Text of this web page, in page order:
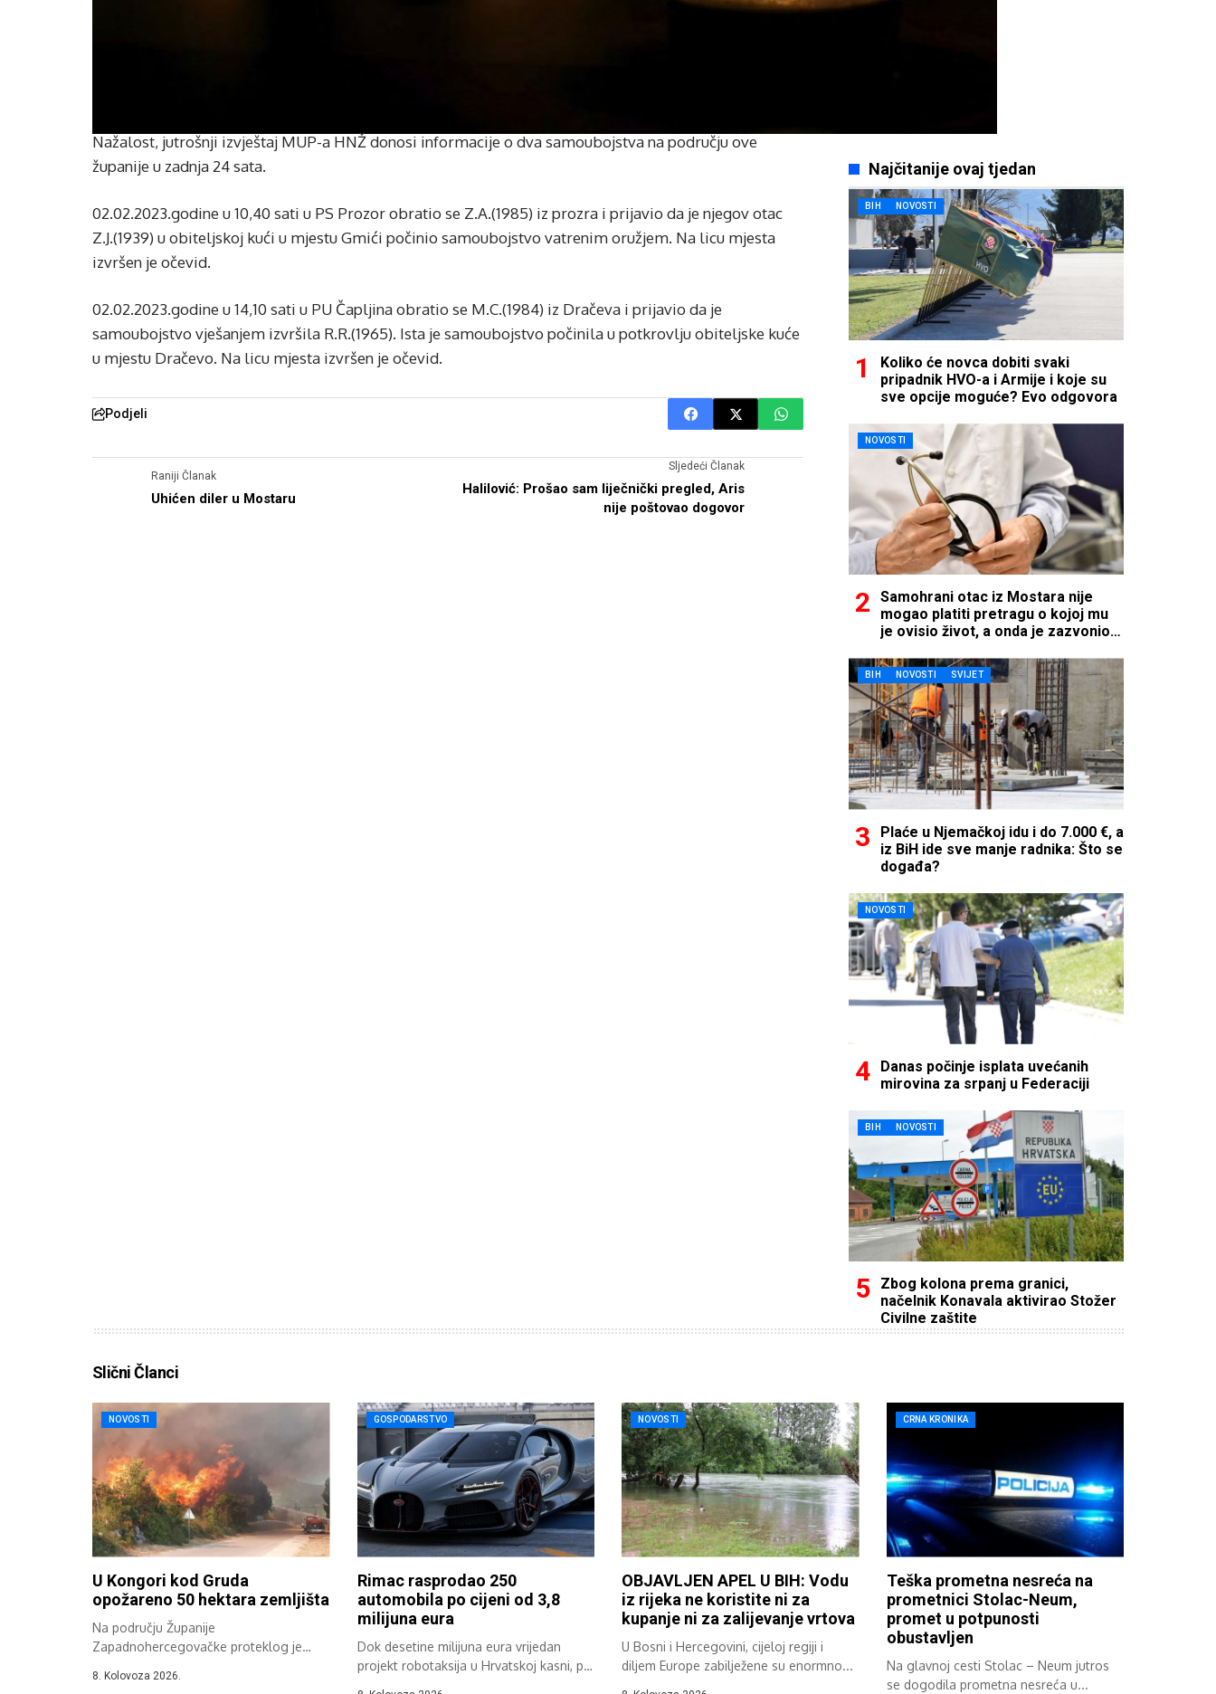
Nažalost, jutrošnji izvještaj MUP-a HNŽ donosi informacije o dva samoubojstva na području ove
županije u zadnja 24 sata.
02.02.2023.godine u 10,40 sati u PS Prozor obratio se Z.A.(1985) iz prozra i prijavio da je njegov otac
Z.J.(1939) u obiteljskoj kući u mjestu Gmići počinio samoubojstvo vatrenim oružjem. Na licu mjesta
izvršen je očevid.
02.02.2023.godine u 14,10 sati u PU Čapljina obratio se M.C.(1984) iz Dračeva i prijavio da je
samoubojstvo vješanjem izvršila R.R.(1965). Ista je samoubojstvo počinila u potkrovlju obiteljske kuće
u mjestu Dračevo. Na licu mjesta izvršen je očevid.
Podjeli
Raniji Članak
Uhićen diler u Mostaru
Sljedeći Članak
Halilović: Prošao sam liječnički pregled, Aris
nije poštovao dogovor
Najčitanije ovaj tjedan
BIH NOVOSTI
Koliko će novca dobiti svaki
pripadnik HVO-a i Armije i koje su
sve opcije moguće? Evo odgovora
NOVOSTI
Samohrani otac iz Mostara nije
mogao platiti pretragu o kojoj mu
je ovisio život, a onda je zazvonio
BIH NOVOSTI SVIJET
Plaće u Njemačkoj idu i do 7.000 €, a
iz BiH ide sve manje radnika: Što se
događa?
NOVOSTI
Danas počinje isplata uvećanih
mirovina za srpanj u Federaciji
BIH NOVOSTI
Zbog kolona prema granici,
načelnik Konavala aktivirao Stožer
Civilne zaštite
Slični Članci
NOVOSTI
U Kongori kod Gruda
opožareno 50 hektara zemljišta
Na području Županije
Zapadnohercegovačke proteklog je
otvorenom,...
8. Kolovoza 2026.
GOSPODARSTVO
Rimac rasprodao 250
automobila po cijeni od 3,8
milijuna eura
Dok desetine milijuna eura vrijedan
projekt robotaksija u Hrvatskoj kasni, pa
NOVOSTI
OBJAVLJEN APEL U BIH: Vodu
iz rijeka ne koristite ni za
kupanje ni za zalijevanje vrtova
U Bosni i Hercegovini, cijeloj regiji i
diljem Europe zabilježene su enormno...
CRNA KRONIKA
Teška prometna nesreća na
prometnici Stolac-Neum,
promet u potpunosti
obustavljen
Na glavnoj cesti Stolac – Neum jutros
se dogodila prometna nesreća u...